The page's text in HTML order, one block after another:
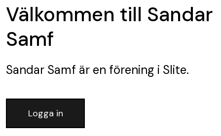
Välkommen till Sandar
Samf
Sandar Samf är en förening i Slite.
Logga in